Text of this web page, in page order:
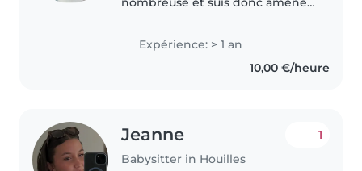
:) Je suis élève en première et
passionné de danse et de
Expérience: > 1 an
10,00 €/heure
Jeanne
Babysitter in Houilles
1